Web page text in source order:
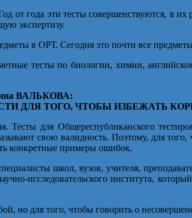
от года эти тесты совершенствуются, в
экспертизу.
в ОРТ. Сегодня это почти все
тесты по биологии, химии,
Инна ВАЛЬКОВА:
ДЛЯ ТОГО, ЧТОБЫ ИЗБЕЖАТЬ
для Общереспубликанского
свою валидность. Поэтому, для
конкретные примеры ошибок.
школ, вузов, учителя,
исследовательского института,
но для того, чтобы говорить о